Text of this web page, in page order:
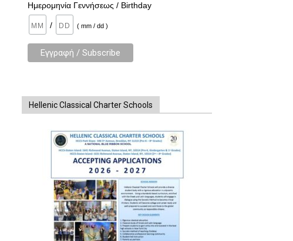
Ημερομηνία Γεννήσεως / Birthday
/ ( mm / dd )
Hellenic Classical Charter Schools